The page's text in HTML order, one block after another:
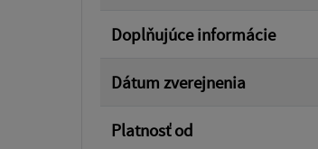
Doplňujúce informácie
Dátum zverejnenia
Platnosť od